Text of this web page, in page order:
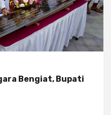
Bengiat, Bupati